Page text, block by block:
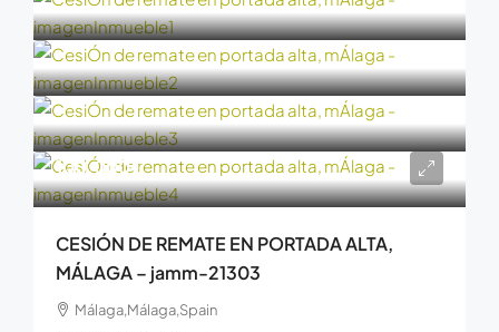
100.000€
CESIÓN DE REMATE EN PORTADA ALTA,
MÁLAGA – jamm-21303
Málaga,Málaga,Spain